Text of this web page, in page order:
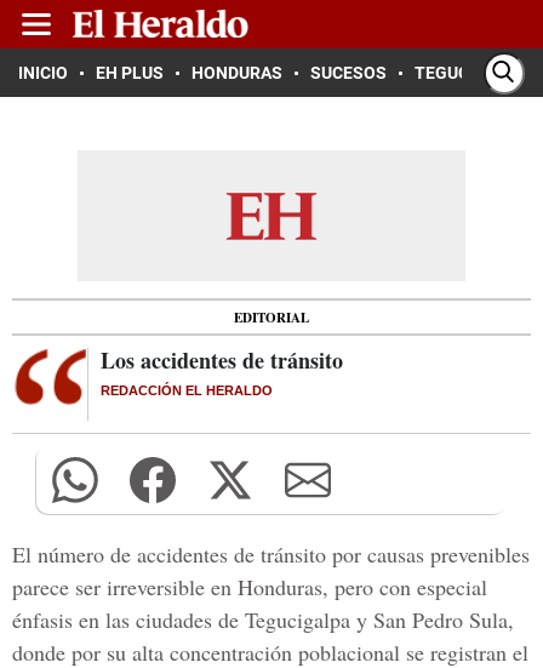
INICIO EH PLUS HONDURAS SUCESOS TEGUCIGALPA
EDITORIAL
Los accidentes de tránsito
REDACCIÓN EL HERALDO
El número de accidentes de tránsito por causas prevenibles
parece ser irreversible en Honduras, pero con especial
énfasis en las ciudades de Tegucigalpa y San Pedro Sula,
donde por su alta concentración poblacional se registran el